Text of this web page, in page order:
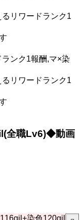
リワードランク1
ンク1報酬,マ×染
リワードランク1
全職Lv6)◆動画
染色120gil=計